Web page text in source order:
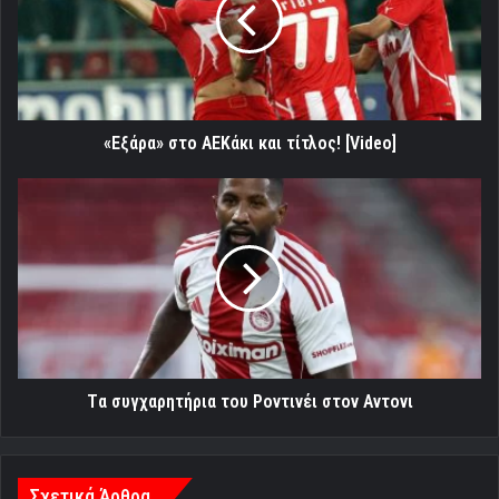
[Video]
«Εξάρα» στο ΑΕΚάκι και τίτλος! [Video]
Ροντινέι
στον
Tα συγχαρητήρια του Ροντινέι στον Αντονι